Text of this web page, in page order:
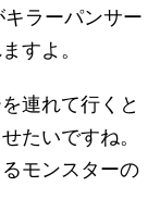
ラーパンサー
すよ。
連れて行くと
たいですね。
モンスターの